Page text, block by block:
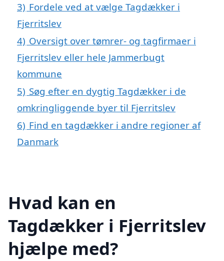
3) Fordele ved at vælge Tagdækker i
Fjerritslev
4) Oversigt over tømrer- og tagfirmaer i
Fjerritslev eller hele Jammerbugt
kommune
5) Søg efter en dygtig Tagdækker i de
omkringliggende byer til Fjerritslev
6) Find en tagdækker i andre regioner af
Danmark
Hvad kan en
Tagdækker i Fjerritslev
hjælpe med?